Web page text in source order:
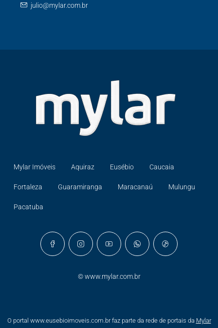
julio@mylar.com.br
Mylar Imóveis Aquiraz Eusébio Caucaia
Fortaleza Guaramiranga Maracanaú Mulungu
Pacatuba
©www.mylar.com.br
O portal www.eusebioimoveis.com.br faz parte da rede de portais da Mylar